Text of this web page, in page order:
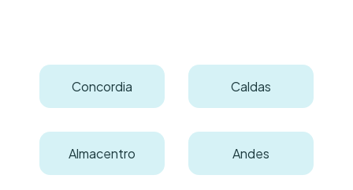
Concordia Caldas
Almacentro Andes